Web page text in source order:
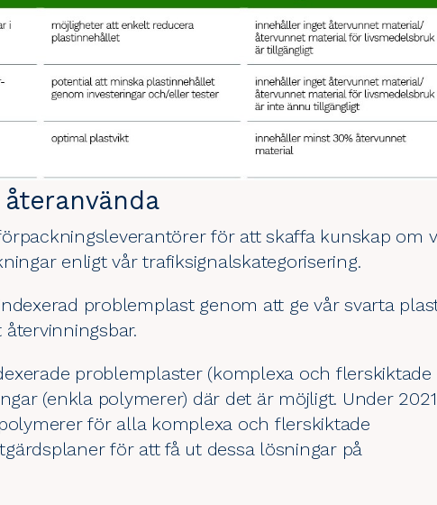
för att skaffa kunskap om
enligt vår trafiksignalskategorisering.
problemplast genom att ge vår svarta
problemplaster (komplexa och flerskiktade
(enkla polymerer) där det är möjligt. Under 2021
för alla komplexa och flerskiktade
för att få ut dessa lösningar på